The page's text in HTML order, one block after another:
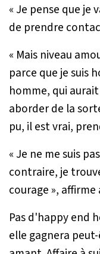
« Je pense que je
de prendre
« Mais niveau
parce que je suis
homme, qui
aborder de la
pu, il est vrai,
« Je ne me suis
contraire, je
courage », affirme
Pas d'happy end
elle gagnera